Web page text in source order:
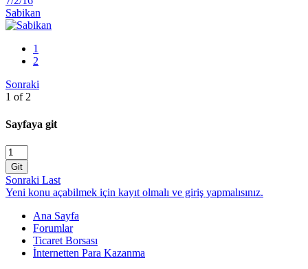
Sabikan
1
2
Sonraki
1 of 2
Sayfaya git
Git
Sonraki Last
Yeni konu açabilmek için kayıt olmalı ve giriş yapmalısınız.
Ana Sayfa
Forumlar
Ticaret Borsası
İnternetten Para Kazanma